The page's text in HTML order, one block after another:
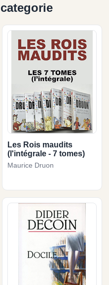
Les Rois maudits
(l'intégrale - 7 tomes)
Maurice Druon